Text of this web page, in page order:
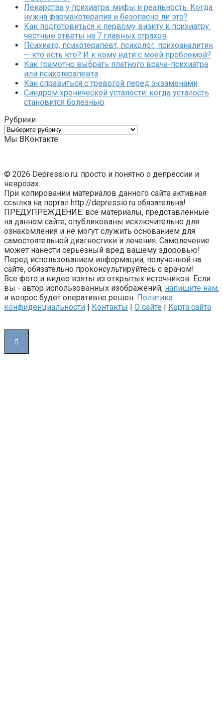
Лекарства у психиатра: мифы и реальность. Когда
нужна фармакотерапия и безопасно ли это?
Как подготовиться к первому визиту к психиатру:
честные ответы на 7 главных страхов
Психиатр, психотерапевт, психолог, психоаналитик
— кто есть кто? И к кому идти с моей проблемой?
Как грамотно выбрать платного врача-психиатра
или психотерапевта
Как справиться с тревогой перед экзаменами
Синдром хронической усталости: когда усталость
становится болезнью
Рубрики
Рубрики
Мы ВКонтакте:
© 2026 Depressio.ru: просто и понятно о депрессии и
неврозах.
При копировании материалов данного сайта активная
ссылка на портал http://depressio.ru обязательна!
ПРЕДУПРЕЖДЕНИЕ: все материалы, представленные
на данном сайте, опубликованы исключительно для
ознакомления и не могут служить основанием для
самостоятельной диагностики и лечения. Самолечение
может нанести серьезный вред вашему здоровью!
Перед использованием информации, полученной на
сайте, обязательно проконсультируйтесь с врачом!
Все фото и видео взяты из открытых источников. Если
вы - автор использованных изображений, напишите нам,
и вопрос будет оперативно решен. Политика
конфиденциальности
Контакты О сайте Карта сайта